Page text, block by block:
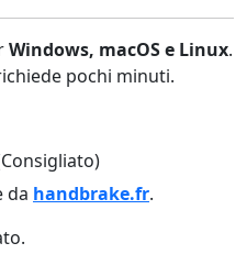
Windows, macOS e Linux.
pochi minuti.
da handbrake.fr.